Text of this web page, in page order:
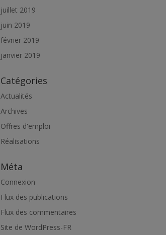
juillet 2019
juin 2019
février 2019
janvier 2019
Catégories
Actualités
Archives
Offres d'emploi
Réalisations
Méta
Connexion
Flux des publications
Flux des commentaires
Site de WordPress-FR